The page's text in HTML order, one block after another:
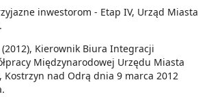
inwestorom - Etap IV, Urząd Miasta
(2012), Kierownik Biura Integracji
Międzynarodowej Urzędu Miasta
Kostrzyn nad Odrą dnia 9 marca 2012